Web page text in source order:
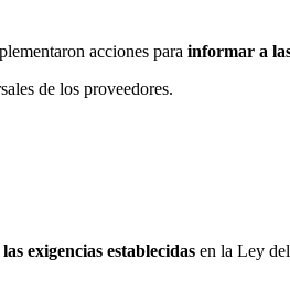
acciones para informar a
de los proveedores.
exigencias establecidas en la Ley